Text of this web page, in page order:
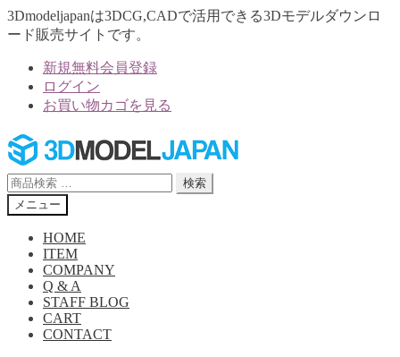
3Dmodeljapanは3DCG,CADで活用できる3Dモデルダウンロ
ード販売サイトです。
新規無料会員登録
ログイン
お買い物カゴを見る
ナ
ビ
ゲ
ー
シ
コ
ン
テ
ン
ツ
検
索
対
検索
メニュー
HOME
ITEM
COMPANY
Q & A
STAFF BLOG
CART
CONTACT